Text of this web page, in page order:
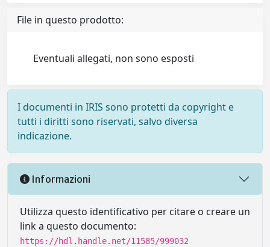
File in questo prodotto:
Eventuali allegati, non sono esposti
I documenti in IRIS sono protetti da copyright e
tutti i diritti sono riservati, salvo diversa
indicazione.
Informazioni
Utilizza questo identificativo per citare o creare un
link a questo documento:
https://hdl.handle.net/11585/999032